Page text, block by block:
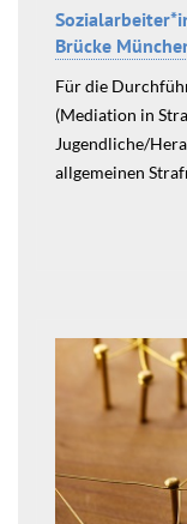
Brücke
Für die
(Mediation in
Jugendliche/
allgemeinen